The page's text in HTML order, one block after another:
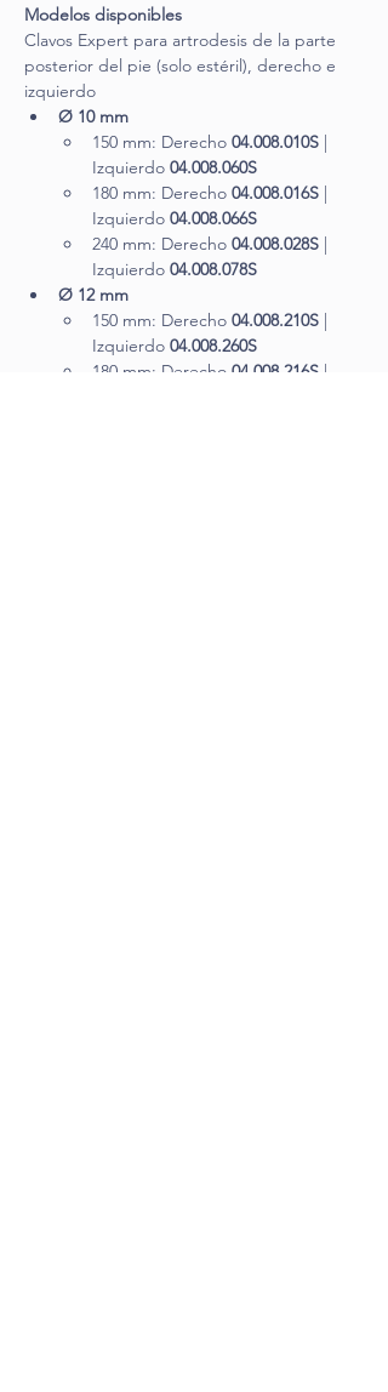
Modelos disponibles
Clavos Expert para artrodesis de la parte
posterior del pie (solo estéril), derecho e
izquierdo
Ø 10 mm
150 mm: Derecho 04.008.010S |
Izquierdo 04.008.060S
180 mm: Derecho 04.008.016S |
Izquierdo 04.008.066S
240 mm: Derecho 04.008.028S |
Izquierdo 04.008.078S
Ø 12 mm
150 mm: Derecho 04.008.210S |
Izquierdo 04.008.260S
180 mm: Derecho 04.008.216S |